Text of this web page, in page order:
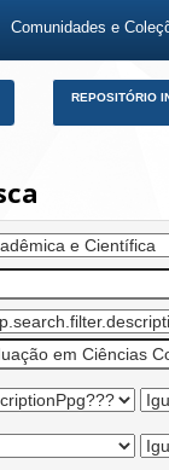
Comunidades e
REPOSITÓRIO